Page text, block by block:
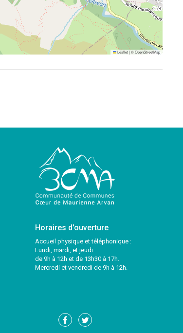
Leaflet|©OpenStreetMap
Horaires d'ouverture
Accueil physique et téléphonique :
Lundi, mardi, et jeudi
de 9h à 12h et de 13h30 à 17h.
Mercredi et vendredi de 9h à 12h.
Lien
Lien